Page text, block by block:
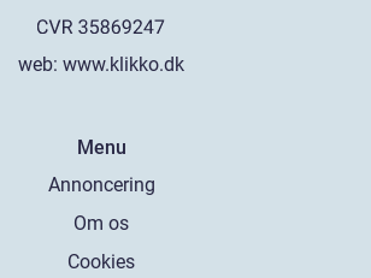
web: www.klikko.dk
Menu
Annoncering
Om os
Cookies